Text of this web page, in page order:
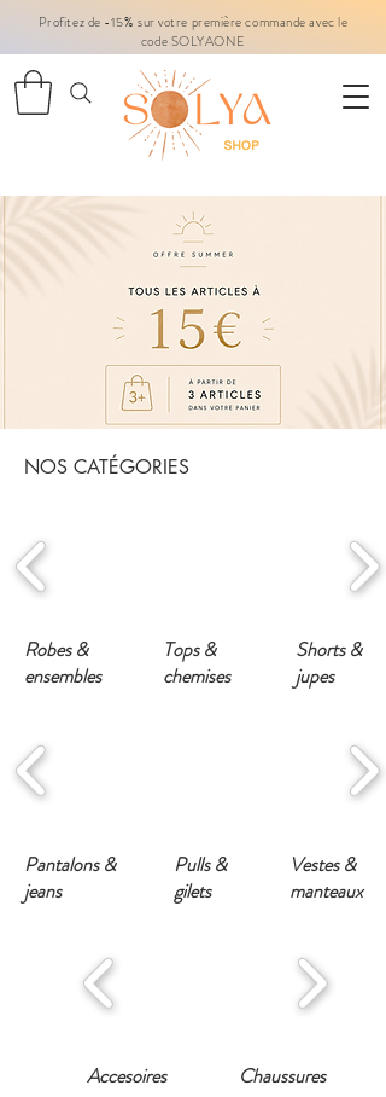
Profitez de -15% sur votre première commande avec le
code SOLYAONE
NOS CATÉGORIES
Robes &
ensembles
Tops &
chemises
Shorts &
jupes
Pantalons &
jeans
Pulls &
gilets
Vestes &
manteaux
Accesoires Chaussures